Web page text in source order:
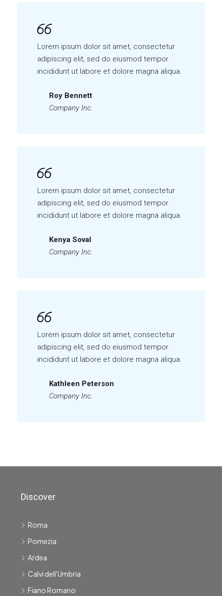
Lorem ipsum dolor sit amet, consectetur
adipiscing elit, sed do eiusmod tempor
incididunt ut labore et dolore magna aliqua.
Roy Bennett
Company Inc.
Lorem ipsum dolor sit amet, consectetur
adipiscing elit, sed do eiusmod tempor
incididunt ut labore et dolore magna aliqua.
Kenya Soval
Company Inc.
Lorem ipsum dolor sit amet, consectetur
adipiscing elit, sed do eiusmod tempor
incididunt ut labore et dolore magna aliqua.
Kathleen Peterson
Company Inc.
Discover
Roma
Pomezia
Ardea
Calvi dell'Umbria
Fiano Romano